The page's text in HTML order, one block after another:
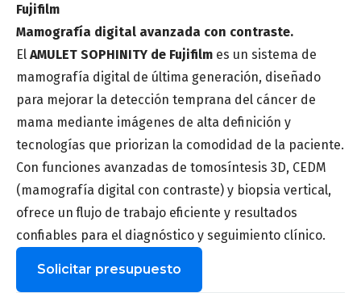
Fujifilm
Mamografía digital avanzada con contraste.
El AMULET SOPHINITY de Fujifilm es un sistema de
mamografía digital de última generación, diseñado
para mejorar la detección temprana del cáncer de
mama mediante imágenes de alta definición y
tecnologías que priorizan la comodidad de la paciente.
Con funciones avanzadas de tomosíntesis 3D, CEDM
(mamografía digital con contraste) y biopsia vertical,
ofrece un flujo de trabajo eficiente y resultados
confiables para el diagnóstico y seguimiento clínico.
Solicitar presupuesto